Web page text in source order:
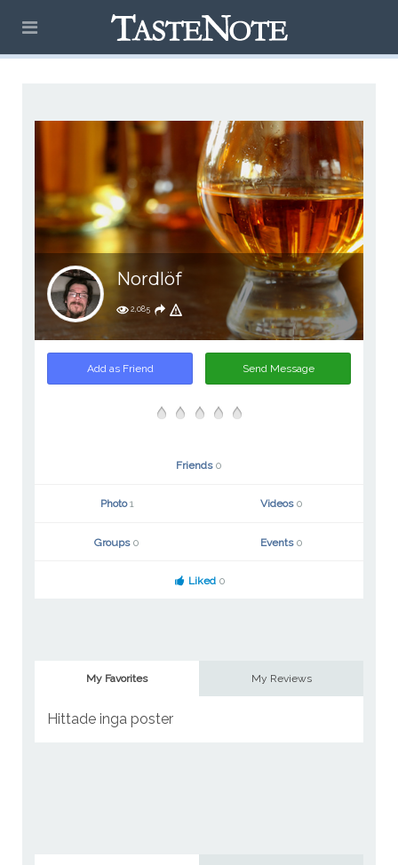
Nordlöf
2,085
Add as Friend Send Message
Friends 0
Photo1 Videos 0
Groups 0 Events 0
Liked 0
My Favorites My Reviews
Hittade inga poster